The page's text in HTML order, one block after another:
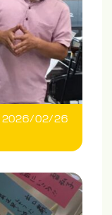
2026/02/26